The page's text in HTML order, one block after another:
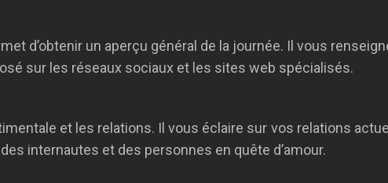
d’obtenir un aperçu général de la journée. Il vous
sur les réseaux sociaux et les sites web spécialisés.
et les relations. Il vous éclaire sur vos relations
internautes et des personnes en quête d’amour.